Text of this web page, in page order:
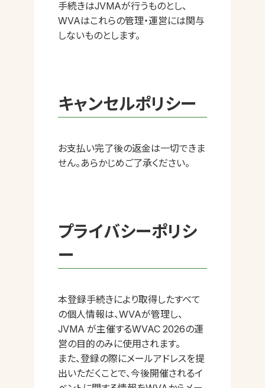
手続きはJVMAが行うものとし、
WVAはこれらの管理・運営には関与
しないものとします。
キャンセルポリシー
お支払い完了後の返金は一切できま
せん。あらかじめご了承ください。
プライバシーポリシ
ー
本登録手続きにより取得したすべて
の個人情報は、WVAが管理し、
JVMA が主催するWVAC 2026の運
営の目的のみに使用されます。
また、登録の際にメールアドレスを提
出いただくことで、今後開催されるイ